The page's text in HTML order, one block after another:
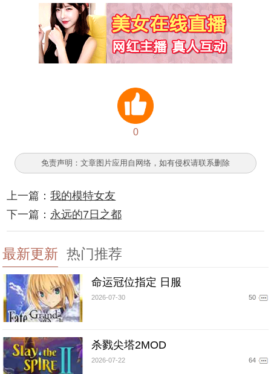
0
免责声明：文章图片应用自网络，如有侵权请联系删除
上一篇：我的模特女友
下一篇： 永远的7日之都
最新更新 热门推荐
命运冠位指定 日服
2026-07-30 50
杀戮尖塔2MOD
2026-07-22 64